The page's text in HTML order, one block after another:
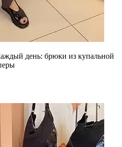
день: брюки из купальной